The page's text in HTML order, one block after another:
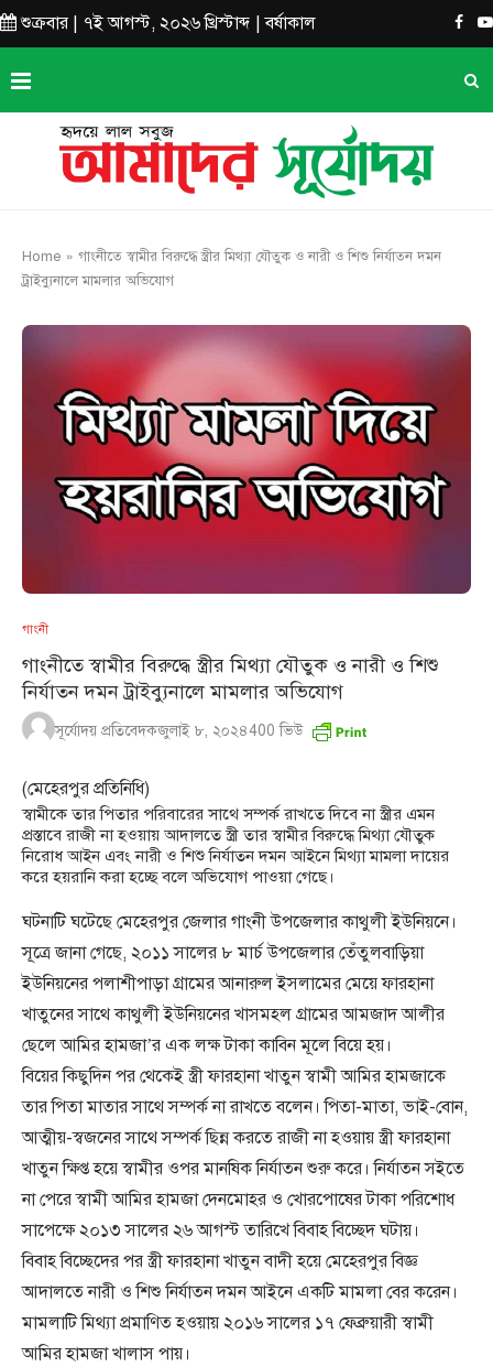
শুক্রবার | ৭ই আগস্ট, ২০২৬ খ্রিস্টাব্দ | বর্ষাকাল
Home » গাংনীতে স্বামীর বিরুদ্ধে স্ত্রীর মিথ্যা যৌতুক ও নারী ও শিশু নির্যাতন দমন
ট্রাইব্যুনালে মামলার অভিযোগ
গাংনী
গাংনীতে স্বামীর বিরুদ্ধে স্ত্রীর মিথ্যা যৌতুক ও নারী ও শিশু
নির্যাতন দমন ট্রাইব্যুনালে মামলার অভিযোগ
সূর্যোদয় প্রতিবেদকজুলাই ৮, ২০২৪400 ভিউ
(মেহেরপুর প্রতিনিধি)
স্বামীকে তার পিতার পরিবারের সাথে সম্পর্ক রাখতে দিবে না স্ত্রীর এমন
প্রস্তাবে রাজী না হওয়ায় আদালতে স্ত্রী তার স্বামীর বিরুদ্ধে মিথ্যা যৌতুক
নিরোধ আইন এবং নারী ও শিশু নির্যাতন দমন আইনে মিথ্যা মামলা দায়ের
করে হয়রানি করা হচ্ছে বলে অভিযোগ পাওয়া গেছে।
ঘটনাটি ঘটেছে মেহেরপুর জেলার গাংনী উপজেলার কাথুলী ইউনিয়নে।
সূত্রে জানা গেছে, ২০১১ সালের ৮ মার্চ উপজেলার তেঁতুলবাড়িয়া
ইউনিয়নের পলাশীপাড়া গ্রামের আনারুল ইসলামের মেয়ে ফারহানা
খাতুনের সাথে কাথুলী ইউনিয়নের খাসমহল গ্রামের আমজাদ আলীর
ছেলে আমির হামজা’র এক লক্ষ টাকা কাবিন মূলে বিয়ে হয়।
বিয়ের কিছুদিন পর থেকেই স্ত্রী ফারহানা খাতুন স্বামী আমির হামজাকে
তার পিতা মাতার সাথে সম্পর্ক না রাখতে বলেন। পিতা-মাতা, ভাই-বোন,
আত্মীয়-স্বজনের সাথে সম্পর্ক ছিন্ন করতে রাজী না হওয়ায় স্ত্রী ফারহানা
খাতুন ক্ষিপ্ত হয়ে স্বামীর ওপর মানষিক নির্যাতন শুরু করে। নির্যাতন সইতে
না পেরে স্বামী আমির হামজা দেনমোহর ও খোরপোষের টাকা পরিশোধ
সাপেক্ষে ২০১৩ সালের ২৬ আগস্ট তারিখে বিবাহ বিচ্ছেদ ঘটায়।
বিবাহ বিচ্ছেদের পর স্ত্রী ফারহানা খাতুন বাদী হয়ে মেহেরপুর বিজ্ঞ
আদালতে নারী ও শিশু নির্যাতন দমন আইনে একটি মামলা বের করেন।
মামলাটি মিথ্যা প্রমাণিত হওয়ায় ২০১৬ সালের ১৭ ফেব্রুয়ারী স্বামী
আমির হামজা খালাস পায়।